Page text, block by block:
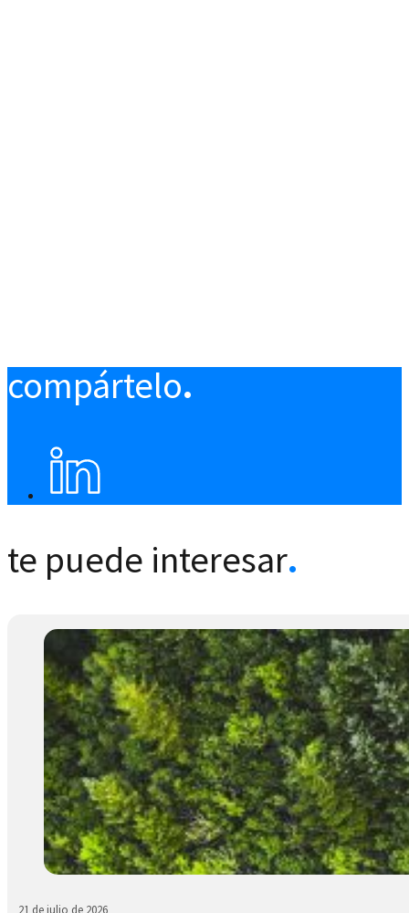
compártelo.
te puede interesar.
21 de julio de 2026